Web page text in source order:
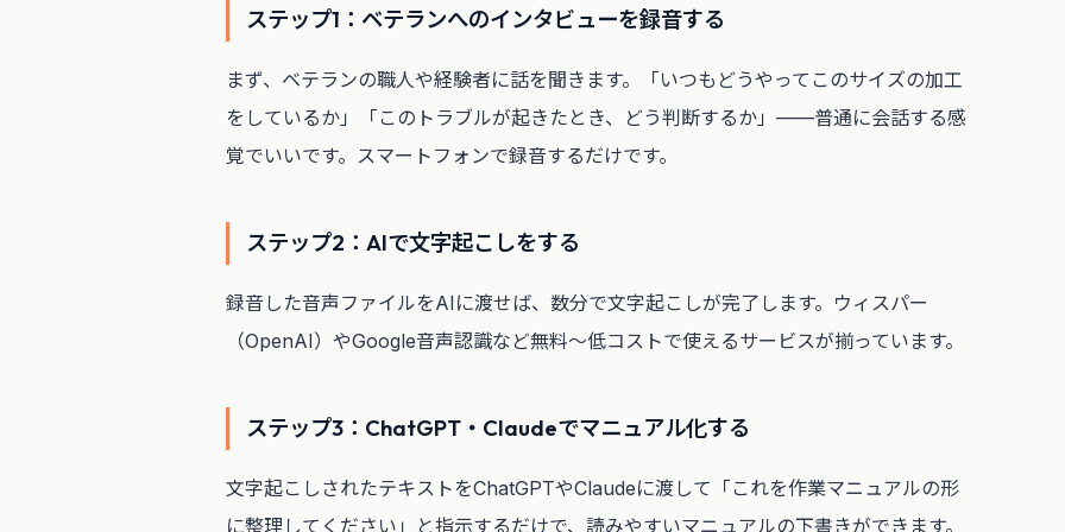
ステップ1：ベテランへのインタビューを録音する
まず、ベテランの職人や経験者に話を聞きます。「いつもどうやってこのサイズの加工
をしているか」「このトラブルが起きたとき、どう判断するか」——普通に会話する感
覚でいいです。スマートフォンで録音するだけです。
ステップ2：AIで文字起こしをする
録音した音声ファイルをAIに渡せば、数分で文字起こしが完了します。ウィスパー
（OpenAI）やGoogle音声認識など無料〜低コストで使えるサービスが揃っています。
ステップ3：ChatGPT・Claudeでマニュアル化する
文字起こしされたテキストをChatGPTやClaudeに渡して「これを作業マニュアルの形
に整理してください」と指示するだけで、読みやすいマニュアルの下書きができます。